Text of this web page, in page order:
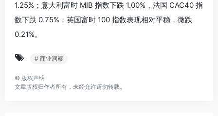
1.25%；意大利富时 MIB 指数下跌 1.00%，法国 CAC40 指
数下跌 0.75%；英国富时 100 指数表现相对平稳，微跌
0.21%。
# 商业洞察
© 版权声明
文章版权归作者所有，未经允许请勿转载。